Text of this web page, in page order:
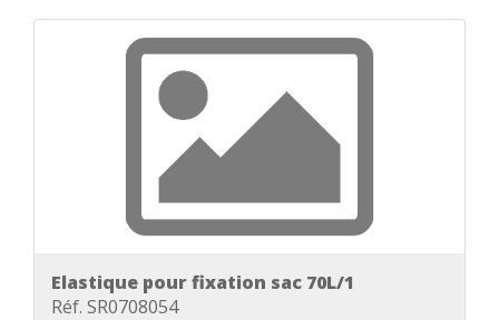
Elastique pour fixation sac 70L/1
Réf. SR0708054